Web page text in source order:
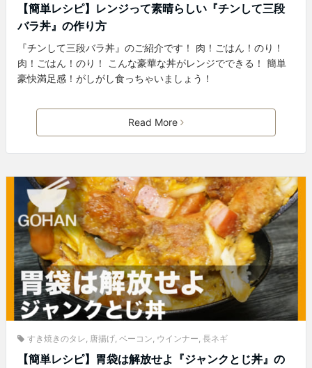
【簡単レシピ】レンジって素晴らしい『チンして三段
バラ丼』の作り方
『チンして三段バラ丼』のご紹介です！ 肉！ごはん！のり！
肉！ごはん！のり！ こんな豪華な丼がレンジでできる！ 簡単
豪快満足感！がしがし食っちゃいましょう！
Read More
すき焼きのタレ 唐揚げ ベーコン ウインナー 長ネギ
【簡単レシピ】胃袋は解放せよ『ジャンクとじ丼』の